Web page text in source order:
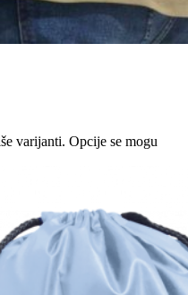
varijanti. Opcije se mogu